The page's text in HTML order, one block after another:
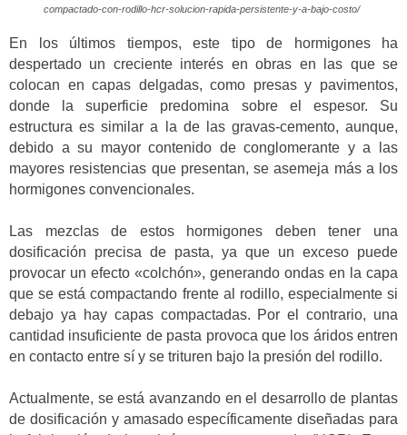
compactado-con-rodillo-hcr-solucion-rapida-persistente-y-a-bajo-costo/
En los últimos tiempos, este tipo de hormigones ha
despertado un creciente interés en obras en las que se
colocan en capas delgadas, como presas y pavimentos,
donde la superficie predomina sobre el espesor. Su
estructura es similar a la de las gravas-cemento, aunque,
debido a su mayor contenido de conglomerante y a las
mayores resistencias que presentan, se asemeja más a los
hormigones convencionales.
Las mezclas de estos hormigones deben tener una
dosificación precisa de pasta, ya que un exceso puede
provocar un efecto «colchón», generando ondas en la capa
que se está compactando frente al rodillo, especialmente si
debajo ya hay capas compactadas. Por el contrario, una
cantidad insuficiente de pasta provoca que los áridos entren
en contacto entre sí y se trituren bajo la presión del rodillo.
Actualmente, se está avanzando en el desarrollo de plantas
de dosificación y amasado específicamente diseñadas para